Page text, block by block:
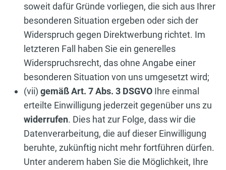
soweit dafür Gründe vorliegen, die sich aus Ihrer
besonderen Situation ergeben oder sich der
Widerspruch gegen Direktwerbung richtet. Im
letzteren Fall haben Sie ein generelles
Widerspruchsrecht, das ohne Angabe einer
besonderen Situation von uns umgesetzt wird;
(vii) gemäß Art. 7 Abs. 3 DSGVO Ihre einmal
erteilte Einwilligung jederzeit gegenüber uns zu
widerrufen. Dies hat zur Folge, dass wir die
Datenverarbeitung, die auf dieser Einwilligung
beruhte, zukünftig nicht mehr fortführen dürfen.
Unter anderem haben Sie die Möglichkeit, Ihre